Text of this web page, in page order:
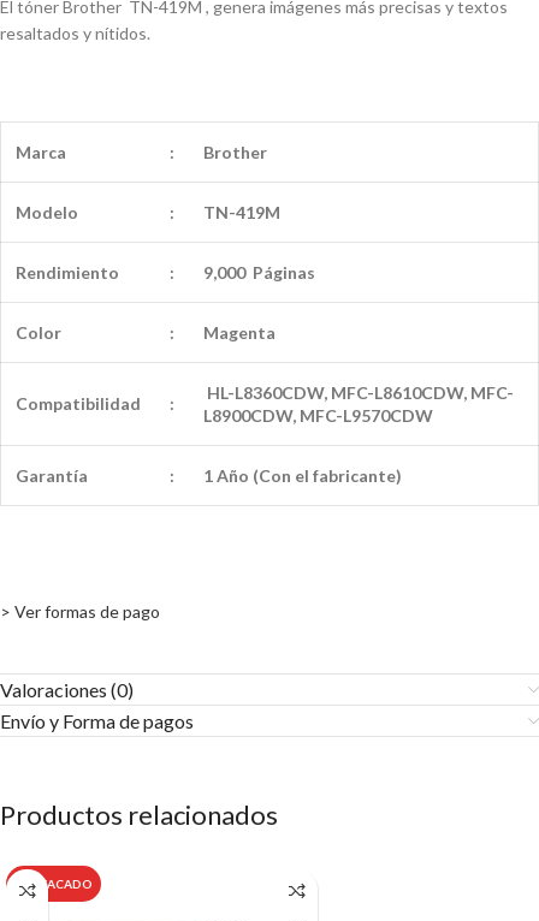
El tóner Brother TN-419M , genera imágenes más precisas y textos
resaltados y nítidos.
Marca : Brother
Modelo : TN-419M
Rendimiento : 9,000 Páginas
Color : Magenta
Compatibilidad :
HL-L8360CDW, MFC-L8610CDW, MFC-
L8900CDW, MFC-L9570CDW
Garantía : 1 Año (Con el fabricante)
> Ver formas de pago
Valoraciones (0)
Envío y Forma de pagos​
Productos relacionados
DESTACADO